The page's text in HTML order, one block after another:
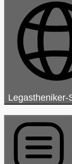
Legastheniker-